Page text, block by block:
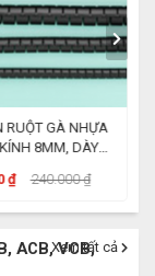
RUỘT GÀ NHỰA
8MM, DÀY
₫ 240.000 ₫
ACB, VCB,
Xem tất cả